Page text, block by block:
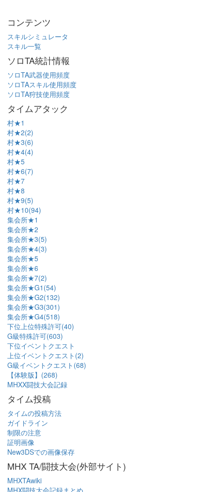
コンテンツ
スキルシミュレータ
スキル一覧
ソロTA統計情報
ソロTA武器使用頻度
ソロTAスキル使用頻度
ソロTA狩技使用頻度
タイムアタック
村★1
村★2(2)
村★3(6)
村★4(4)
村★5
村★6(7)
村★7
村★8
村★9(5)
村★10(94)
集会所★1
集会所★2
集会所★3(5)
集会所★4(3)
集会所★5
集会所★6
集会所★7(2)
集会所★G1(54)
集会所★G2(132)
集会所★G3(301)
集会所★G4(518)
下位上位特殊許可(40)
G級特殊許可(603)
下位イベントクエスト
上位イベントクエスト(2)
G級イベントクエスト(68)
【体験版】(268)
MHXX闘技大会記録
タイム投稿
タイムの投稿方法
ガイドライン
制限の注意
証明画像
New3DSでの画像保存
MHX TA/闘技大会(外部サイト)
MHXTAwiki
MHX闘技大会記録まとめ